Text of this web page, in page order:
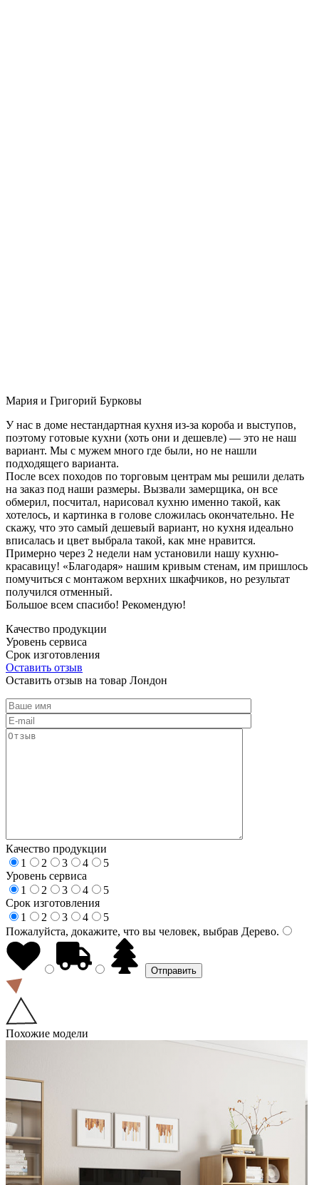
Мария и Григорий Бурковы
У нас в доме нестандартная кухня из-за короба и выступов,
поэтому готовые кухни (хоть они и дешевле) — это не наш
вариант. Мы с мужем много где были, но не нашли
подходящего варианта.
После всех походов по торговым центрам мы решили делать
на заказ под наши размеры. Вызвали замерщика, он все
обмерил, посчитал, нарисовал кухню именно такой, как
хотелось, и картинка в голове сложилась окончательно. Не
скажу, что это самый дешевый вариант, но кухня идеально
вписалась и цвет выбрала такой, как мне нравится.
Примерно через 2 недели нам установили нашу кухню-
красавицу! «Благодаря» нашим кривым стенам, им пришлось
помучиться с монтажом верхних шкафчиков, но результат
получился отменный.
Большое всем спасибо! Рекомендую!
Качество продукции
Уровень сервиса
Срок изготовления
Оставить отзыв
Оставить отзыв на товар Лондон
Качество продукции
1
2 3 4
5
Уровень сервиса
1
2 3 4
5
Срок изготовления
1
2 3 4
5
Пожалуйста, докажите, что вы человек, выбрав Дерево.
Похожие модели